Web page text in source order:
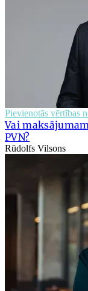
Pievienotās vērtības
Vai
PVN?
Rūdolfs Vilsons